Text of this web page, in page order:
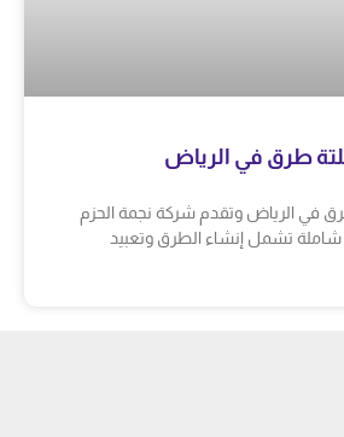
طرق في الرياض
في الرياض وتقدم شركة نجمة الحزم
تشمل إنشاء الطرق وتعبيد